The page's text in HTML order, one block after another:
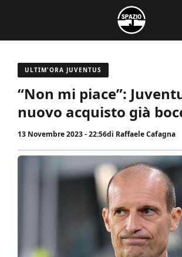
contenuto
ULTIM'ORA JUVENTUS
“Non mi piace”:
nuovo acquisto già
13 Novembre 2023 - 22:56di Raffaele Cafagna